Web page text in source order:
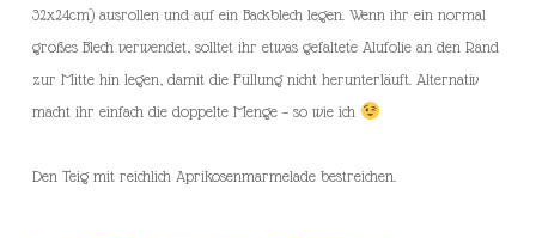
32x24cm) ausrollen und auf ein Backblech legen. Wenn ihr ein normal
großes Blech verwendet, solltet ihr etwas gefaltete Alufolie an den Rand
zur Mitte hin legen, damit die Füllung nicht herunterläuft. Alternativ
macht ihr einfach die doppelte Menge – so wie ich
Den Teig mit reichlich Aprikosenmarmelade bestreichen.